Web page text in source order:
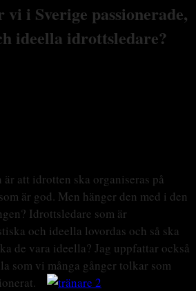
i Sverige passionerade,
ideella idrottsledare?
är att idrotten ska organiseras på
är god. Men hänger den med i den
Idrottsledare som är
och ideella lovordas och så ska
de vara ideella? Jag uppfattar också
som vi många gånger tolkar som